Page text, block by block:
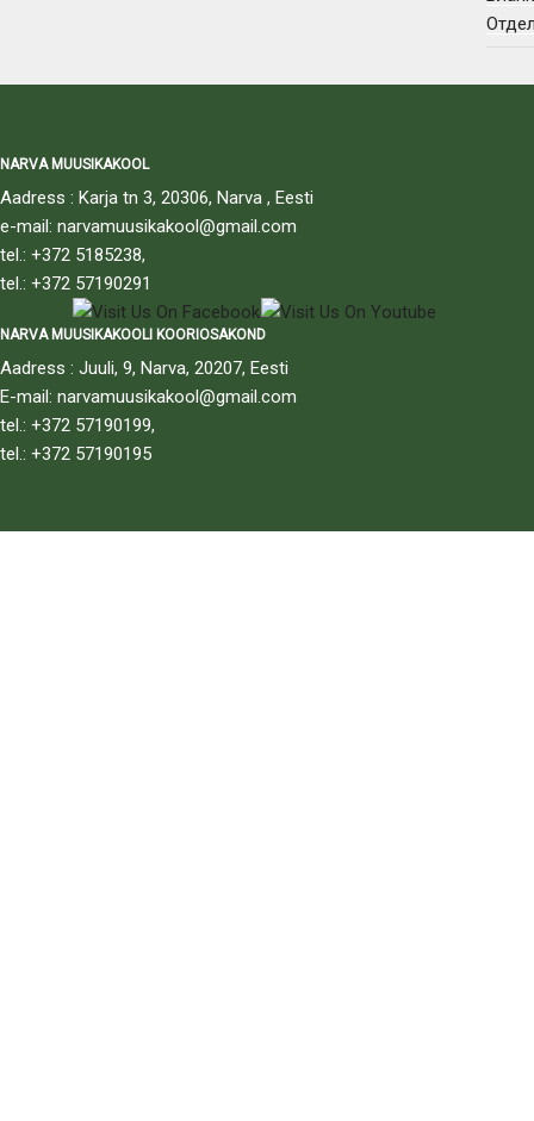
NARVA MUUSIKAKOOL
Aadress : Karja tn 3, 20306, Narva , Eesti
e-mail: narvamuusikakool@gmail.com
tel.: +372 5185238,
tel.: +372 57190291
NARVA MUUSIKAKOOLI KOORIOSAKOND
Aadress : Juuli, 9, Narva, 20207, Eesti
E-mail: narvamuusikakool@gmail.com
tel.: +372 57190199,
tel.: +372 57190195